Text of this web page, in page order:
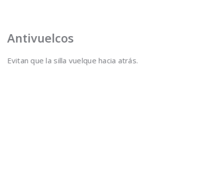
Antivuelcos
Evitan que la silla vuelque hacia atrás.